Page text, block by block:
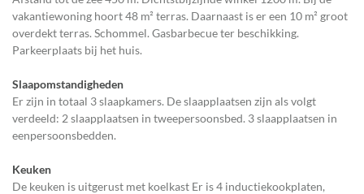
vakantiewoning hoort 48 m² terras. Daarnaast is er een 10 m² groot
overdekt terras. Schommel. Gasbarbecue ter beschikking.
Parkeerplaats bij het huis.
Slaapomstandigheden
Er zijn in totaal 3 slaapkamers. De slaapplaatsen zijn als volgt
verdeeld: 2 slaapplaatsen in tweepersoonsbed. 3 slaapplaatsen in
eenpersoonsbedden.
Keuken
De keuken is uitgerust met koelkast Er is 4 inductiekookplaten,